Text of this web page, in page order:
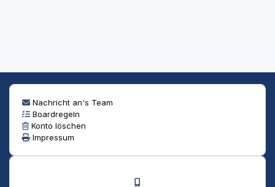
Nachricht an's Team
Boardregeln
Konto löschen
Impressum